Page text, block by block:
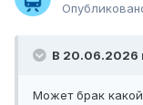
В 20.06.2026
Может брак